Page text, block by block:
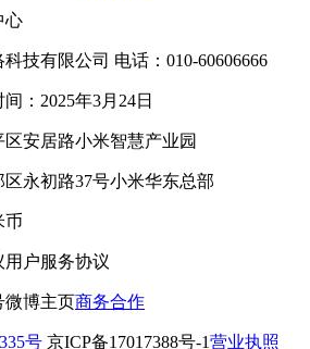
心
技有限公司 电话：010-60606666
：2025年3月24日
安居路小米智慧产业园
永初路37号小米华东总部
币
用户服务协议
微博主页商务合作
号 京ICP备17017388号-1营业执照